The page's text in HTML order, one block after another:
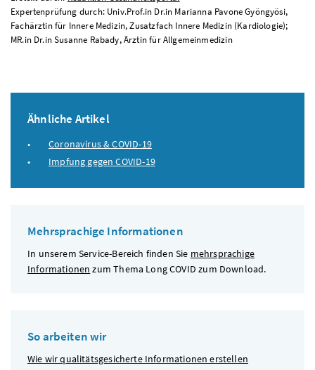
Expertenprüfung durch: Univ.Prof.in Dr.in Marianna Pavone Gyöngyösi,
Fachärztin für Innere Medizin, Zusatzfach Innere Medizin (Kardiologie);
MR.in Dr.in Susanne Rabady, Ärztin für Allgemeinmedizin
Ähnliche Artikel
Coronavirus & COVID-19
Impfung gegen COVID-19
Mehrsprachige Informationen
In unserem Service-Bereich finden Sie mehrsprachige
Informationen zum Thema Long COVID zum Download.
So arbeiten wir
Wie wir qualitätsgesicherte Informationen erstellen